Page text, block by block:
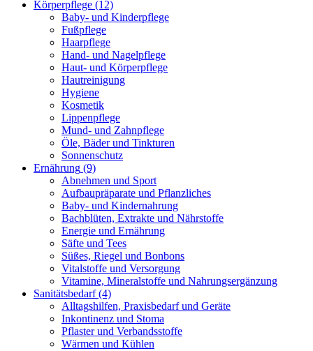
Körperpflege (12)
Baby- und Kinderpflege
Fußpflege
Haarpflege
Hand- und Nagelpflege
Haut- und Körperpflege
Hautreinigung
Hygiene
Kosmetik
Lippenpflege
Mund- und Zahnpflege
Öle, Bäder und Tinkturen
Sonnenschutz
Ernährung (9)
Abnehmen und Sport
Aufbaupräparate und Pflanzliches
Baby- und Kindernahrung
Bachblüten, Extrakte und Nährstoffe
Energie und Ernährung
Säfte und Tees
Süßes, Riegel und Bonbons
Vitalstoffe und Versorgung
Vitamine, Mineralstoffe und Nahrungsergänzung
Sanitätsbedarf(4)
Alltagshilfen, Praxisbedarf und Geräte
Inkontinenz und Stoma
Pflaster und Verbandsstoffe
Wärmen und Kühlen